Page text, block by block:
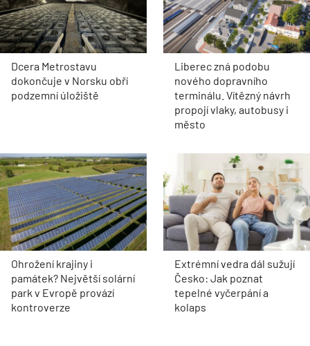
Dcera Metrostavu
dokončuje v Norsku obří
podzemní úložiště
Liberec zná podobu
nového dopravního
terminálu. Vítězný návrh
propojí vlaky, autobusy i
město
Ohrožení krajiny i
památek? Největší solární
park v Evropě provází
kontroverze
Extrémní vedra dál sužují
Česko: Jak poznat
tepelné vyčerpání a
kolaps